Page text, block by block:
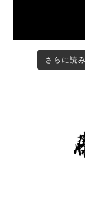
さらに読